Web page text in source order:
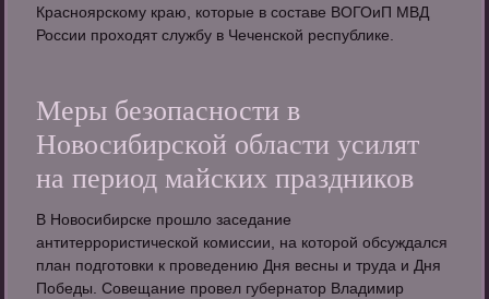
Красноярскому краю, которые в составе ВОГОиП МВД
России проходят службу в Чеченской республике.
Меры безопасности в
Новосибирской области усилят
на период майских праздников
В Новосибирске прошло заседание
антитеррористической комиссии, на которой обсуждался
план подготовки к проведению Дня весны и труда и Дня
Победы. Совещание провел губернатор Владимир